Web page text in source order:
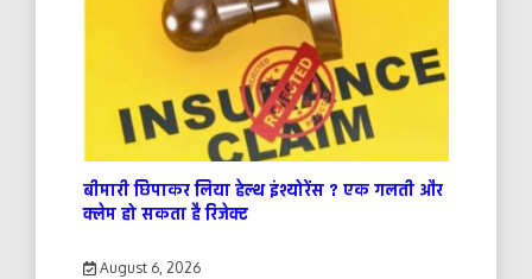
बीमारी छिपाकर लिया हेल्थ इंश्योरेंस ? एक गलती और
क्लेम हो सकता है रिजेक्ट
August 6, 2026